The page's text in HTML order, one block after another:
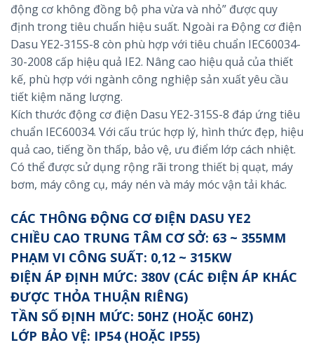
động cơ không đồng bộ pha vừa và nhỏ” được quy
định trong tiêu chuẩn hiệu suất. Ngoài ra Động cơ điện
Dasu YE2-315S-8 còn phù hợp với tiêu chuẩn IEC60034-
30-2008 cấp hiệu quả IE2. Nâng cao hiệu quả của thiết
kế, phù hợp với ngành công nghiệp sản xuất yêu cầu
tiết kiệm năng lượng.
Kích thước động cơ điện Dasu YE2-315S-8 đáp ứng tiêu
chuẩn IEC60034. Với cấu trúc hợp lý, hình thức đẹp, hiệu
quả cao, tiếng ồn thấp, bảo vệ, ưu điểm lớp cách nhiệt.
Có thể được sử dụng rộng rãi trong thiết bị quạt, máy
bơm, máy công cụ, máy nén và máy móc vận tải khác.
CÁC THÔNG ĐỘNG CƠ ĐIỆN DASU YE2
CHIỀU CAO TRUNG TÂM CƠ SỞ: 63 ~ 355MM
PHẠM VI CÔNG SUẤT: 0,12 ~ 315KW
ĐIỆN ÁP ĐỊNH MỨC: 380V (CÁC ĐIỆN ÁP KHÁC
ĐƯỢC THỎA THUẬN RIÊNG)
TẦN SỐ ĐỊNH MỨC: 50HZ (HOẶC 60HZ)
LỚP BẢO VỆ: IP54 (HOẶC IP55)